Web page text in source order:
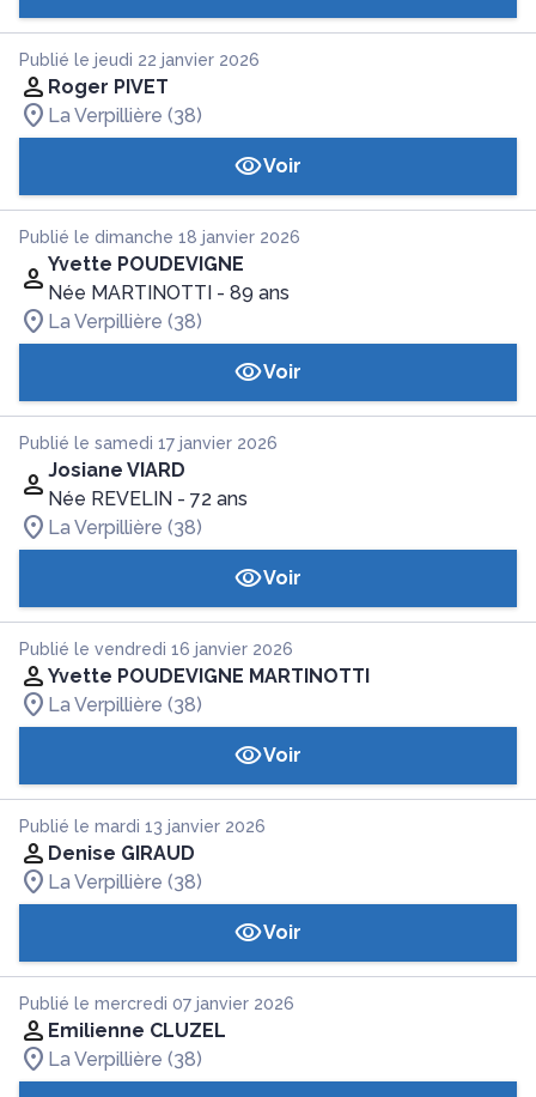
Publié le jeudi 22 janvier 2026
Roger PIVET
La Verpillière (38)
Voir
Publié le dimanche 18 janvier 2026
Yvette POUDEVIGNE
Née MARTINOTTI - 89 ans
La Verpillière (38)
Voir
Publié le samedi 17 janvier 2026
Josiane VIARD
Née REVELIN - 72 ans
La Verpillière (38)
Voir
Publié le vendredi 16 janvier 2026
Yvette POUDEVIGNE MARTINOTTI
La Verpillière (38)
Voir
Publié le mardi 13 janvier 2026
Denise GIRAUD
La Verpillière (38)
Voir
Publié le mercredi 07 janvier 2026
Emilienne CLUZEL
La Verpillière (38)